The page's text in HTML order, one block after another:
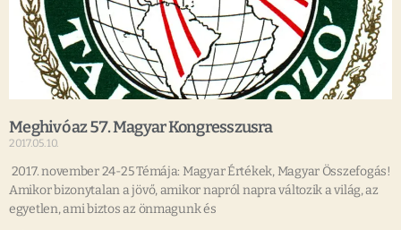
Meghivó az 57. Magyar Kongresszusra
2017.05.10.
2017. november 24-25 Témája: Magyar Értékek, Magyar Összefogás!
Amikor bizonytalan a jövő, amikor napról napra változik a világ, az
egyetlen, ami biztos az önmagunk és